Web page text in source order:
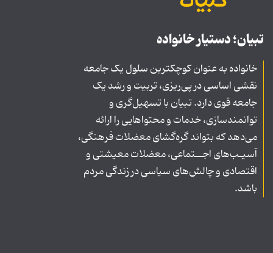
تبیان؛ دستیار خانواده
خانواده به عنوان کوچکترین سلول یک جامعه
نقشی اساسی در پی‌ریزی، تربیت و رشد یک
جامعه قوی دارد. تبیان با تسهیل‌گری و
توانمندسازی، خدمات و محتواهایی را ارائه
می‌دهد که بتواند گره‌گشای معضلات فرهنگی،
آسیـب‌های اجــتماعی، معضلات معیشتی و
اقتصادی و چالش‌های سیاسی در زندگی مردم
باشد.